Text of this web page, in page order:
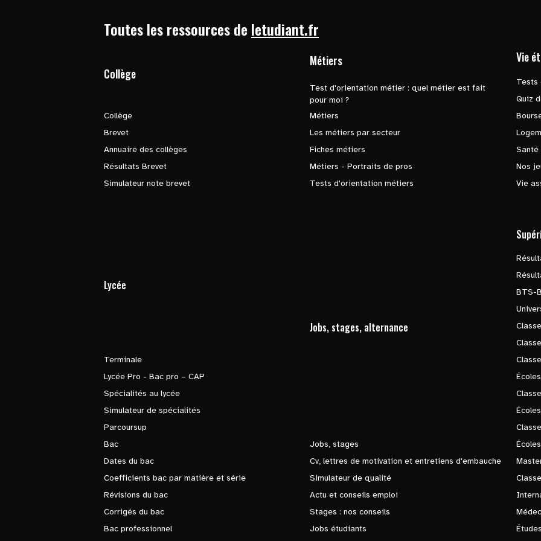
Toutes les ressources de letudiant.fr
Collège
Collège
Brevet
Annuaire des collèges
Résultats Brevet
Simulateur note brevet
Métiers
Test d'orientation métier : quel métier est fait
pour moi ?
Métiers
Les métiers par secteur
Fiches métiers
Métiers - Portraits de pros
Tests d'orientation métiers
Vie
Tests
Quiz
Santé
Nos
Vie
Lycée
Terminale
Lycée Pro - Bac pro – CAP
Spécialités au lycée
Simulateur de spécialités
Parcoursup
Bac
Dates du bac
Coefficients bac par matière et série
Révisions du bac
Corrigés du bac
Bac professionnel
Jobs, stages, alternance
Jobs, stages
Cv, lettres de motivation et entretiens d'embauche
Simulateur de qualité
Actu et conseils emploi
Stages : nos conseils
Jobs étudiants
BTS-